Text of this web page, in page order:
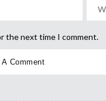
the next time I comment.